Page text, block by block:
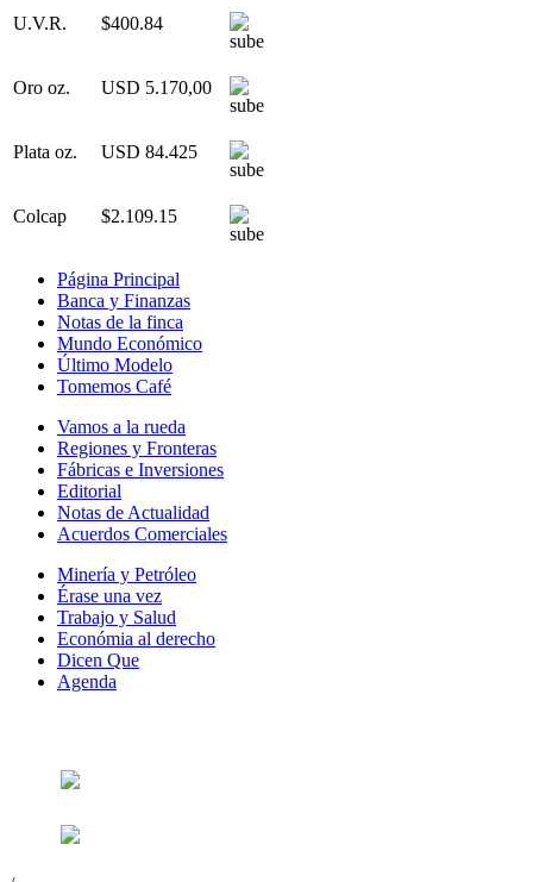
U.V.R. $400.84
Oro oz. USD 5.170,00
Plata oz. USD 84.425
Colcap $2.109.15
Página Principal
Banca y Finanzas
Notas de la finca
Mundo Económico
Último Modelo
Tomemos Café
Vamos a la rueda
Regiones y Fronteras
Fábricas e Inversiones
Editorial
Notas de Actualidad
Acuerdos Comerciales
Minería y Petróleo
Érase una vez
Trabajo y Salud
Económia al derecho
Dicen Que
Agenda